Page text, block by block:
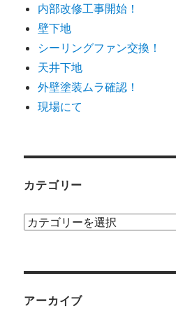
内部改修工事開始！
壁下地
シーリングファン交換！
天井下地
外壁塗装ムラ確認！
現場にて
カテゴリー
カ
ー
アーカイブ